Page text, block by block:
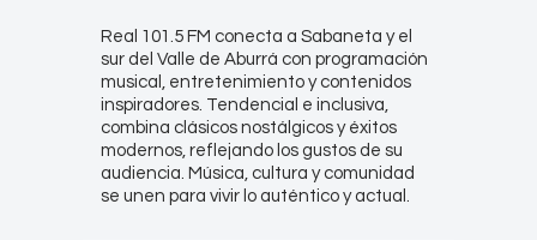
Real 101.5 FM conecta a Sabaneta y el
sur del Valle de Aburrá con programación
musical, entretenimiento y contenidos
inspiradores. Tendencial e inclusiva,
combina clásicos nostálgicos y éxitos
modernos, reflejando los gustos de su
audiencia. Música, cultura y comunidad
se unen para vivir lo auténtico y actual.